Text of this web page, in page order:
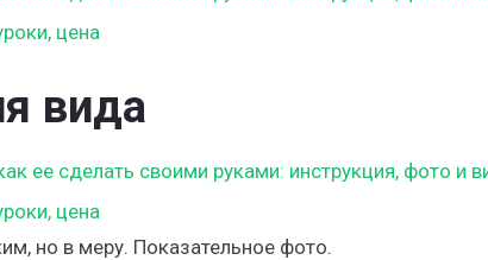
вида
но в меру. Показательное фото.